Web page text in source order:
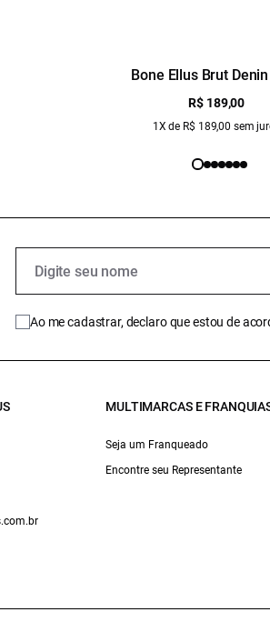
Bone Ellus Brut
R$ 189,00
1X de R$ 189,00 sem
Ao me cadastrar, declaro que estou de
MULTIMARCAS E
Seja um Franqueado
Encontre seu Representante